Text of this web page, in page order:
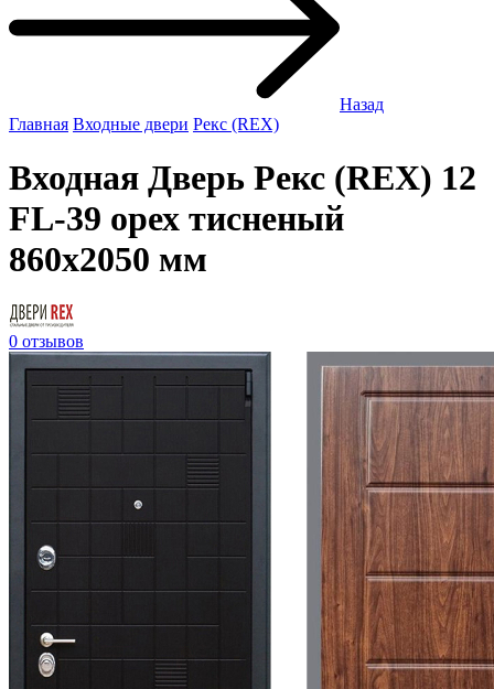
Назад
Главная Входные двери Рекс (REX)
Входная Дверь Рекс (REX) 12
FL-39 орех тисненый
860x2050 мм
0 отзывов